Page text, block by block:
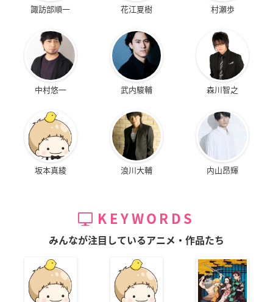
諏訪部順一 花江夏樹 村瀬歩
中村悠一 武内駿輔 森川智之
坂本真綾 浪川大輔 内山昂輝
KEYWORDS
みんなが注目しているアニメ・作品たち